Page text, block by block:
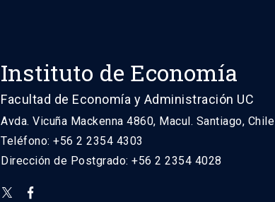
Instituto de Economía
Facultad de Economía y Administración UC
Avda. Vicuña Mackenna 4860, Macul. Santiago, Chile
Teléfono: +56 2 2354 4303
Dirección de Postgrado: +56 2 2354 4028